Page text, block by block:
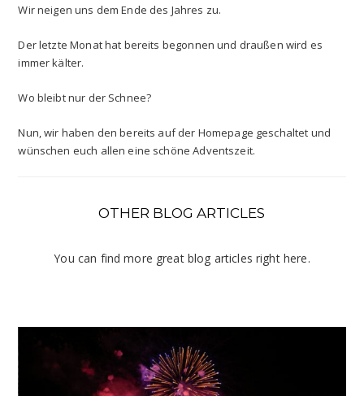
Wir neigen uns dem Ende des Jahres zu.
Der letzte Monat hat bereits begonnen und draußen wird es
immer kälter.
Wo bleibt nur der Schnee?
Nun, wir haben den bereits auf der Homepage geschaltet und
wünschen euch allen eine schöne Adventszeit.
OTHER BLOG ARTICLES
You can find more great blog articles right here.